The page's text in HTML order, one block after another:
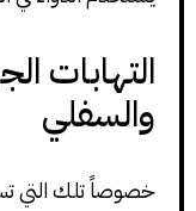
التهابات
والسفلي
خصوصاً تلك التي